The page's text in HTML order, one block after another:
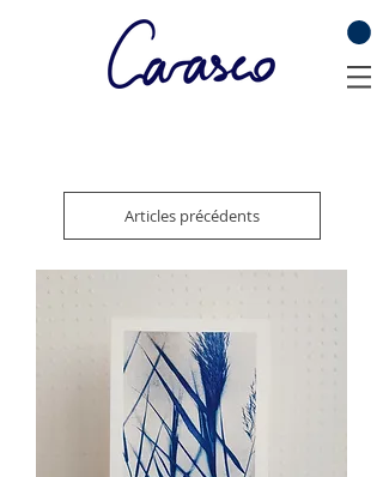
Articles précédents